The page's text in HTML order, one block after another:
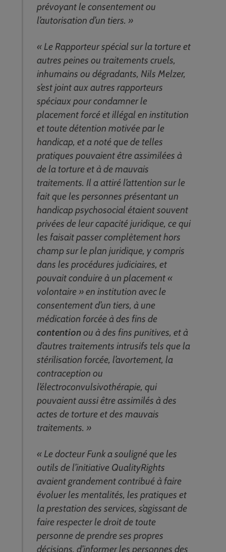
prévoyant le consentement ou
l’autorisation d’un tiers. »
« Le Rapporteur spécial sur la torture et
autres peines ou traitements cruels,
inhumains ou dégradants, Nils Melzer,
s’est joint aux autres rapporteurs
spéciaux pour condamner le
placement forcé et illégal en institution
et toute détention motivée par le
handicap, et a noté que de telles
pratiques pouvaient être assimilées à
de la torture et à de mauvais
traitements. Il a attiré l’attention sur le
fait que les personnes présentant un
handicap psychosocial étaient souvent
privées de leur capacité juridique, ce qui
les faisait passer complètement hors
champ sur le plan juridique, y compris
dans les procédures judiciaires, et
pouvait conduire à un placement «
volontaire » en institution avec le
consentement d’un tiers, à une
médication forcée à des fins de
contentionou à des fins punitives, et à
d’autres traitements intrusifs tels que la
stérilisation forcée, l’avortement, la
contraception ou
l’électroconvulsivothérapie, qui
pouvaient aussi être assimilés à des
actes de torture et des mauvais
traitements. »
« Le docteur Funk a souligné que les
outils de l’initiative QualityRights
avaient grandement contribué à faire
évoluer les mentalités, les pratiques et
la prestation des services, s’agissant de
faire respecter le droit de toute
personne de prendre ses propres
décisions, d’informer les personnes des